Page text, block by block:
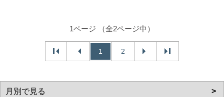
1ページ （全2ページ中）
1 2